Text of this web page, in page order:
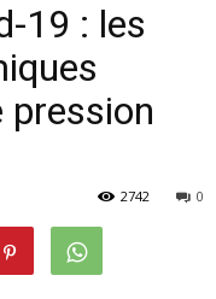
19 : les
0
2742